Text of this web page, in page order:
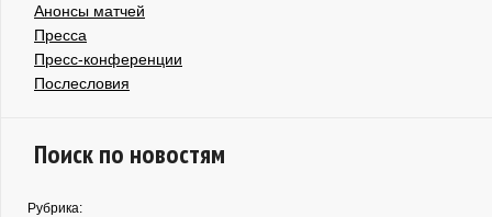
Анонсы матчей
Пресса
Пресс-конференции
Послесловия
Поиск по новостям
Рубрика: